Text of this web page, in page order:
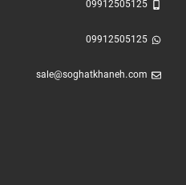
09912505125
09912505125
sale@soghatkhaneh.com